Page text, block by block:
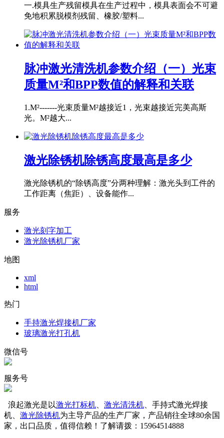
一.模具生产残留模具在生产过程中，模具表面会不可避
免地积累脱模剂残留、橡胶/塑料...
脉冲激光清洗机参数介绍（一）光束
质量M²和BPP数值的解释和关联
1.M²-------光束质量M²越接近1，光束越接近完美高斯
光。M²越大...
激光除锈机除锈高度最高是多少
激光除锈机的“除锈高度”分两种理解：激光头到工件的
工作距离（焦距）、设备能作...
服务
激光刻字加工
激光除锈机厂家
地图
xml
html
热门
手持激光焊接机厂家
玻璃激光打孔机
微信号
服务号
浪起激光是以激光打标机 激光清洗机 、手持式激光焊接
机、 激光除锈机为主导产品的生产厂家，产品销往全球80余国
家，出口品质，值得信赖！了解请拨：15964514888